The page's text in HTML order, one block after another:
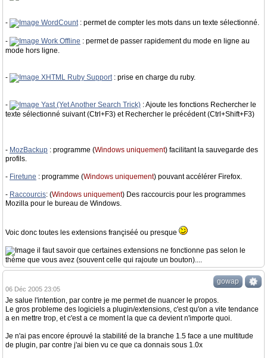
- WordCount: permet de compter les mots dans un texte sélectionné.
- Work Offline : permet de passer rapidement du mode en ligne au
mode hors ligne.
- XHTML Ruby Support: prise en charge du ruby.
- Yast (Yet Another Search Trick) : Ajoute les fonctions Rechercher le
texte sélectionné suivant (Ctrl+F3) et Rechercher le précédent (Ctrl+Shift+F3)
- MozBackup : programme (Windows uniquement) facilitant la sauvegarde des
profils.
- Firetune : programme (Windows uniquement) pouvant accélérer Firefox.
- Raccourcis: (Windows uniquement) Des raccourcis pour les programmes
Mozilla pour le bureau de Windows.
Voic donc toutes les extensions françiséé ou presque
il faut savoir que certaines extensions ne fonctionne pas selon le
thème que vous avez (souvent celle qui rajoute un bouton)....
gowap
06 Déc 2005 23:05
Je salue l'intention, par contre je me permet de nuancer le propos.
Le gros probleme des logiciels a plugin/extensions, c'est qu'on a vite tendance
a en mettre trop, et c'est a ce moment la que ca devient n'importe quoi.
Je n'ai pas encore éprouvé la stabilité de la branche 1.5 face a une multitude
de plugin, par contre j'ai bien vu ce que ca donnais sous 1.0x